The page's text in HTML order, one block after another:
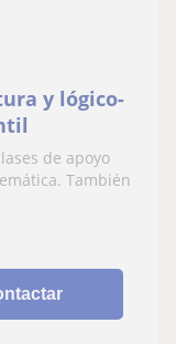
y lógico-
de apoyo
También